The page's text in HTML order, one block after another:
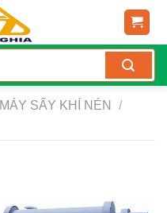
MÁY SẤY KHÍ NÉN
/